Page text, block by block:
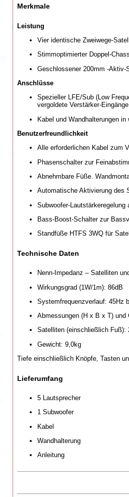
Merkmale
Leistung
Vier identische Zweiwege-
Stimmoptimierter Doppel-
Geschlossener 200mm -Aktiv-
Anschlüsse
Spezieller LFE/Sub (Low
vergoldete Verstärker-Eingänge
Kabel und Wandhalterungen
Benutzerfreundlichkeit
Alle erforderlichen Kabel zum
Phasenschalter zur
Abnehmbare Füße.
Automatische Aktivierung des
Subwoofer-Lautstärkeregelung
Bass-Boost-Schalter zur
Standfüße HTFS 3WQ für
Technische Daten
Nenn-Impedanz – Satelliten
Wirkungsgrad (1W/1m): 86dB
Systemfrequenzverlauf: 45Hz
Abmessungen (H x B x T) und
Satelliten (einschließlich Fuß):
Gewicht: 9,0kg
Tiefe einschließlich Knöpfe, Tasten
Lieferumfang
5 Lautsprecher
1 Subwoofer
Kabel
Wandhalterung
Anleitung